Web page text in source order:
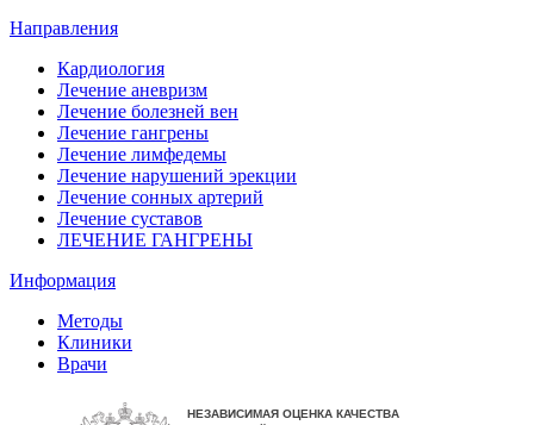
Направления
Кардиология
Лечение аневризм
Лечение болезней вен
Лечение гангрены
Лечение лимфедемы
Лечение нарушений эрекции
Лечение сонных артерий
Лечение суставов
ЛЕЧЕНИЕ ГАНГРЕНЫ
Информация
Методы
Клиники
Врачи